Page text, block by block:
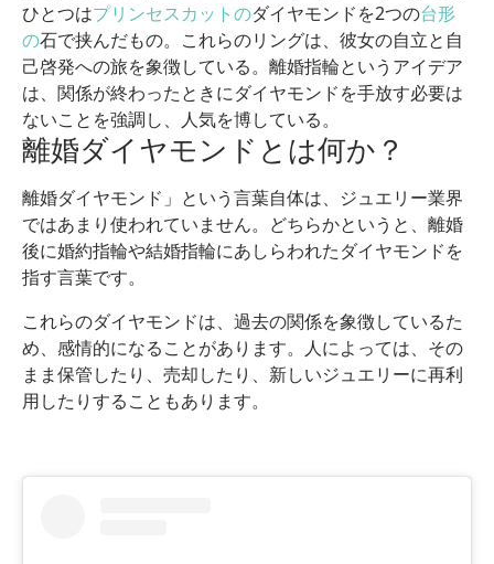
ひとつはプリンセスカットのダイヤモンドを2つの台形
の石で挟んだもの。これらのリングは、彼女の自立と自
己啓発への旅を象徴している。離婚指輪というアイデア
は、関係が終わったときにダイヤモンドを手放す必要は
ないことを強調し、人気を博している。
離婚ダイヤモンドとは何か？
離婚ダイヤモンド」という言葉自体は、ジュエリー業界
ではあまり使われていません。どちらかというと、離婚
後に婚約指輪や結婚指輪にあしらわれたダイヤモンドを
指す言葉です。
これらのダイヤモンドは、過去の関係を象徴しているた
め、感情的になることがあります。人によっては、その
まま保管したり、売却したり、新しいジュエリーに再利
用したりすることもあります。